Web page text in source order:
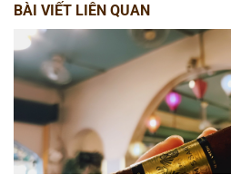
BÀI VIẾT LIÊN QUAN